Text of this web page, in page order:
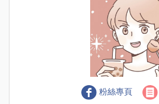
粉絲專頁